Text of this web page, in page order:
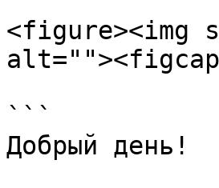
<figure><img
```
Добрый день!